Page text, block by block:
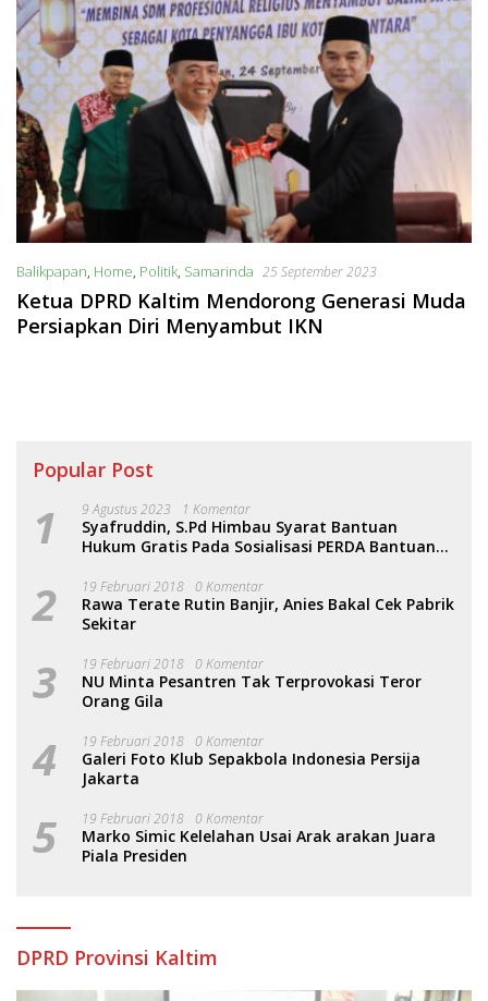
Balikpapan, Home, Politik, Samarinda 25 September 2023
Ketua DPRD Kaltim Mendorong Generasi Muda
Persiapkan Diri Menyambut IKN
Popular Post
1 9 Agustus 2023 1 Komentar
Syafruddin, S.Pd Himbau Syarat Bantuan
Hukum Gratis Pada Sosialisasi PERDA Bantuan
2 19 Februari 2018 0 Komentar
Rawa Terate Rutin Banjir, Anies Bakal Cek Pabrik
Sekitar
3 19 Februari 2018 0 Komentar
NU Minta Pesantren Tak Terprovokasi Teror
Orang Gila
4 19 Februari 2018 0 Komentar
Galeri Foto Klub Sepakbola Indonesia Persija
Jakarta
5 19 Februari 2018 0 Komentar
Marko Simic Kelelahan Usai Arak arakan Juara
Piala Presiden
DPRD Provinsi Kaltim